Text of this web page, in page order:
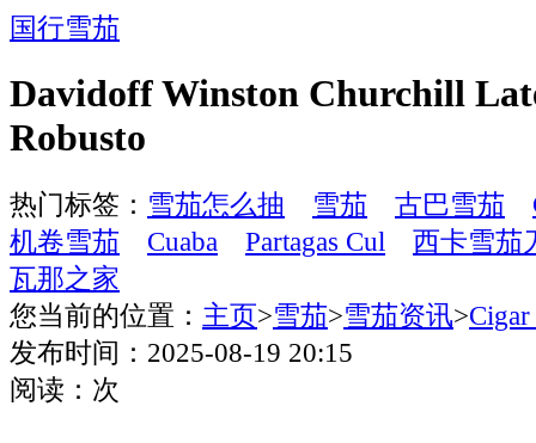
国行雪茄
Davidoff Winston Churchill
Robusto
热门标签： 雪茄怎么抽 雪茄 古巴雪茄
机卷雪茄
Cuaba Partagas Cul
西卡雪茄
瓦那之家
您当前的位置： 主页>雪茄>雪茄资讯>
发布时间：2025-08-19 20:15
阅读： 次